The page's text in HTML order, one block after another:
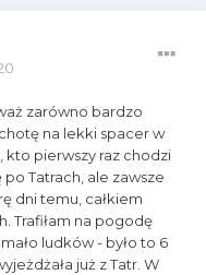
zarówno bardzo
na lekki spacer w
kto pierwszy raz chodzi
Tatrach, ale zawsze
dni temu, całkiem
Trafiłam na pogodę
ludków - było to 6
już z Tatr. W